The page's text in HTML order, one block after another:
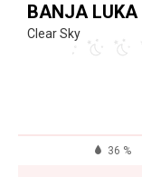
BANJA LUKA
Clear Sky
36 %